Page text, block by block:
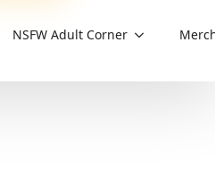
NSFW Adult Corner